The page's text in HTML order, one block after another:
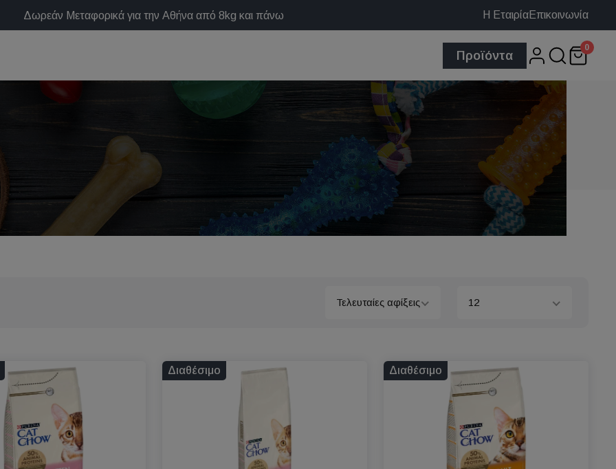
Δωρεάν Μεταφορικά για την Αθήνα από 8kg και πάνω Η ΕταιρίαΕπικοινωνία
Προϊόντα
0
Τελευταίες αφίξεις 12
Διαθέσιμο Διαθέσιμο